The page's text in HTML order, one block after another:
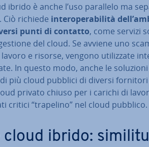
ibrido è anche l’uso parallelo ma
Ciò richiede in­te­ro­pe­ra­bi­li­tà
punti di contatto, come servizi
del cloud. Se avviene uno
e risorse, vengono uti­liz­za­te
In questo modo, anche le
più cloud pubblici di diversi
privato chiuso per i carichi di
critici “trapelino” nel cloud pubblico.
ibrido: